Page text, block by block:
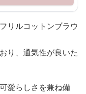
リルコットンブラウ
り、通気性が良いた
愛らしさを兼ね備